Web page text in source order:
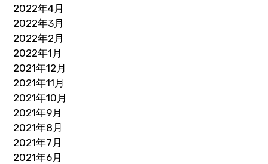
2022年4月
2022年3月
2022年2月
2022年1月
2021年12月
2021年11月
2021年10月
2021年9月
2021年8月
2021年7月
2021年6月